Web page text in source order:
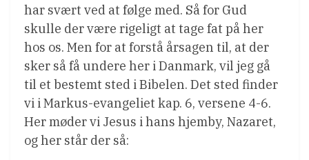
har svært ved at følge med. Så for Gud
skulle der være rigeligt at tage fat på her
hos os. Men for at forstå årsagen til, at der
sker så få undere her i Danmark, vil jeg gå
til et bestemt sted i Bibelen. Det sted finder
vi i Markus-evangeliet kap. 6, versene 4-6.
Her møder vi Jesus i hans hjemby, Nazaret,
og her står der så: